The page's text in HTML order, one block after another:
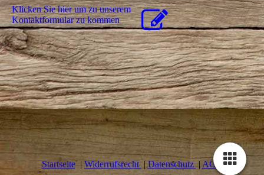
Klicken Sie hier um zu unserem
Kon­takt­for­mu­lar zu kommen
Startseite| Widerrufsrecht | Datenschutz| AGB